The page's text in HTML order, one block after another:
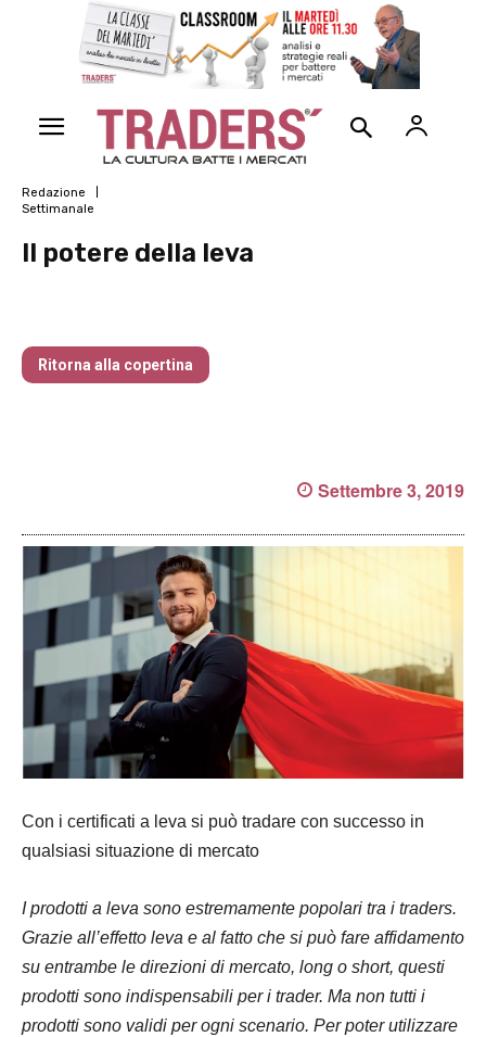
Redazione
Settimanale
Il potere della leva
Ritorna alla copertina
Settembre 3, 2019
Con i certificati a leva si può tradare con successo in
qualsiasi situazione di mercato
I prodotti a leva sono estremamente popolari tra i traders.
Grazie all’effetto leva e al fatto che si può fare affidamento
su entrambe le direzioni di mercato, long o short, questi
prodotti sono indispensabili per i trader. Ma non tutti i
prodotti sono validi per ogni scenario. Per poter utilizzare